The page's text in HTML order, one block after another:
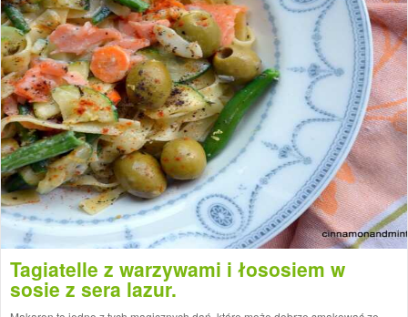
Tagiatelle z warzywami i łososiem w
sosie z sera lazur.